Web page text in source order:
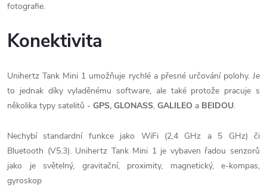
fotografie.
Konektivita
Unihertz Tank Mini 1 umožňuje rychlé a přesné určování polohy. Je
to jednak díky vyladěnému software, ale také protože pracuje s
několika typy satelitů - GPS, GLONASS, GALILEO a BEIDOU.
Nechybí standardní funkce jako WiFi (2,4 GHz a 5 GHz) či
Bluetooth (V5.3). Unihertz Tank Mini 1 je vybaven řadou senzorů
jako je světelný, gravitační, proximity, magnetický, e-kompas,
gyroskop